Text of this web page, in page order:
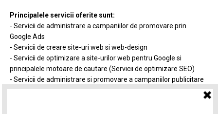
Principalele servicii oferite sunt:
- Servicii de administrare a campaniilor de promovare prin
Google Ads
- Servicii de creare site-uri web si web-design
- Servicii de optimizare a site-urilor web pentru Google si
principalele motoare de cautare (Servicii de optimizare SEO)
- Servicii de administrare si promovare a campaniilor publicitare
realizate prin Facebook